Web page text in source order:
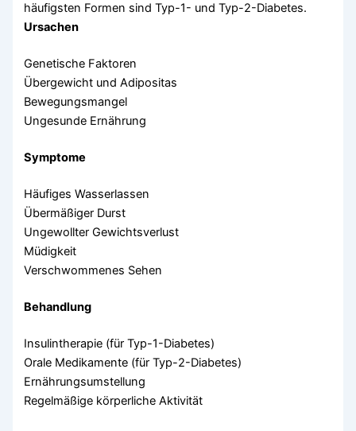
häufigsten Formen sind Typ-1- und Typ-2-Diabetes.
Ursachen
Genetische Faktoren
Übergewicht und Adipositas
Bewegungsmangel
Ungesunde Ernährung
Symptome
Häufiges Wasserlassen
Übermäßiger Durst
Ungewollter Gewichtsverlust
Müdigkeit
Verschwommenes Sehen
Behandlung
Insulintherapie (für Typ-1-Diabetes)
Orale Medikamente (für Typ-2-Diabetes)
Ernährungsumstellung
Regelmäßige körperliche Aktivität